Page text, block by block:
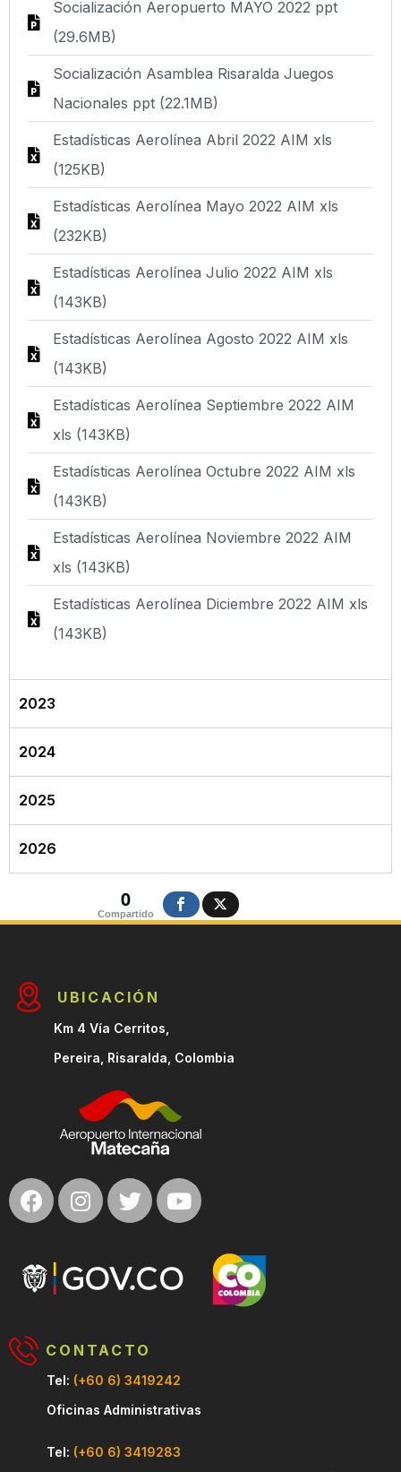
Socialización Aeropuerto MAYO 2022 ppt
(29.6MB)
Socialización Asamblea Risaralda Juegos
Nacionales ppt (22.1MB)
Estadísticas Aerolínea Abril 2022 AIM xls
(125KB)
Estadísticas Aerolínea Mayo 2022 AIM xls
(232KB)
Estadísticas Aerolínea Julio 2022 AIM xls
(143KB)
Estadísticas Aerolínea Agosto 2022 AIM xls
(143KB)
Estadísticas Aerolínea Septiembre 2022 AIM
xls (143KB)
Estadísticas Aerolínea Octubre 2022 AIM xls
(143KB)
Estadísticas Aerolínea Noviembre 2022 AIM
xls (143KB)
Estadísticas Aerolínea Diciembre 2022 AIM xls
(143KB)
2023
2024
2025
2026
0
Compartido
UBICACIÓN
Km 4 Vía Cerritos,
Pereira, Risaralda, Colombia
CONTACTO
Tel: (+60 6) 3419242
Oficinas Administrativas
Tel: (+60 6) 3419283